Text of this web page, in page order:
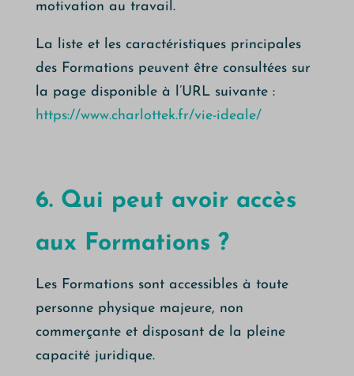
motivation au travail.
La liste et les caractéristiques principales
des Formations peuvent être consultées sur
la page disponible à l’URL suivante :
https://www.charlottek.fr/vie-ideale/
6. Qui peut avoir accès
aux Formations ?
Les Formations sont accessibles à toute
personne physique majeure, non
commerçante et disposant de la pleine
capacité juridique.